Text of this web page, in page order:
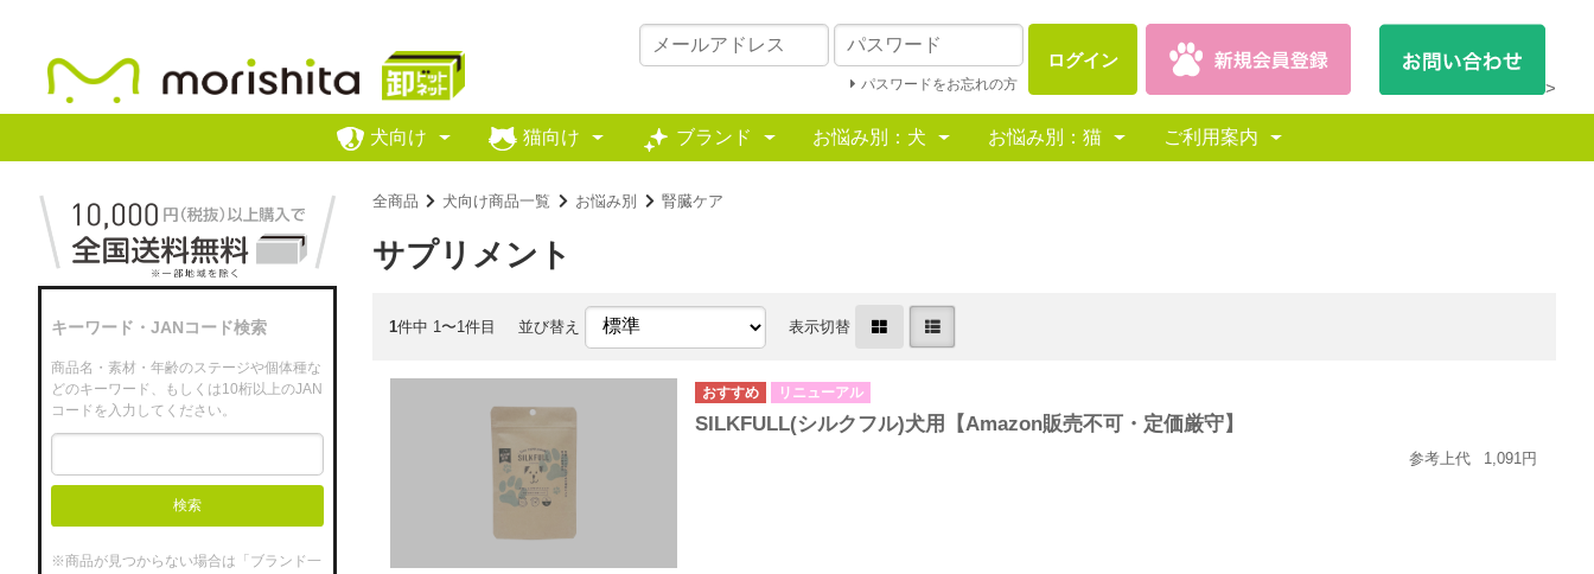
>
ログイン
パスワードをお忘れの方
犬向け 猫向け ブランド お悩み別：犬 お悩み別：猫 ご利用案内
全商品 犬向け商品一覧 お悩み別 腎臓ケア
サプリメント
1件中 1〜1件目 並び替え 表示切替
リニューアル
SILKFULL(シルクフル)犬用【Amazon販売不可・定価厳守】
参考上代 1,091円
キーワード・JANコード検索
商品名・素材・年齢のステージや個体種な
どのキーワード、もしくは10桁以上のJAN
コードを入力してください。
検索
※商品が見つからない場合は「ブランド一